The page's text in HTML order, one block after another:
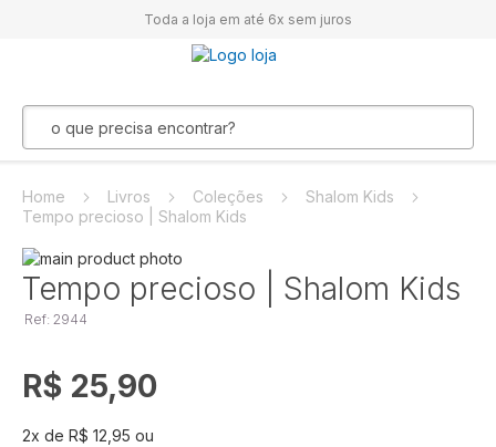
Toda a loja em até 6x sem juros
Home Livros Coleções
Shalom Kids
Tempo precioso | Shalom Kids
Pular
para
o
final
Galeria
de
Saltar
para
o
Galeria
imagens
Tempo precioso | Shalom Kids
Ref: 2944
R$ 25,90
2x de R$ 12,95 ou